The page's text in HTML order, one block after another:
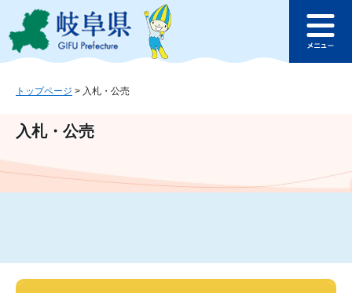
ジ
ュ
文
このページの本文へ
ュ
トップページ > 入札・公売
入札・公売